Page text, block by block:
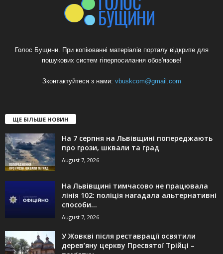
Голос Бущини. При копіюванні матеріалів порталу відкрите для
пошукових систем гіперпосилання обов'язове!
Зконтактуйтеся з нами: vbuskcom@gmail.com
ЩЕ БІЛЬШЕ НОВИН
На 7 серпня на Львівщині попереджають
про грози, шквали та град
August 7, 2026
На Львівщині тимчасово не працювала
лінія 102: поліція нагадала альтернативні
способи...
August 7, 2026
У Жовкві після реставрації освятили
дерев’яну церкву Пресвятої Трійці –